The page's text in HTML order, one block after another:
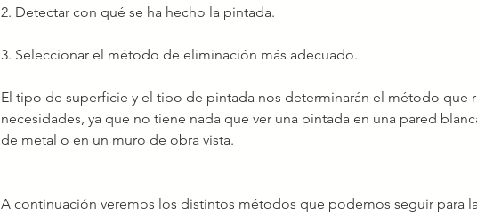
2. Detectar con qué se ha hecho la pintada.
3. Seleccionar el método de eliminación más adecuado.
El tipo de superficie y el tipo de pintada nos determinarán el método que
necesidades, ya que no tiene nada que ver una pintada en una pared
de metal o en un muro de obra vista.
A continuación veremos los distintos métodos que podemos seguir para